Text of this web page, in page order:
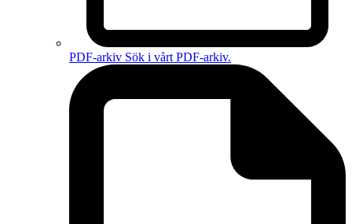
PDF-arkiv Sök i vårt PDF-arkiv.